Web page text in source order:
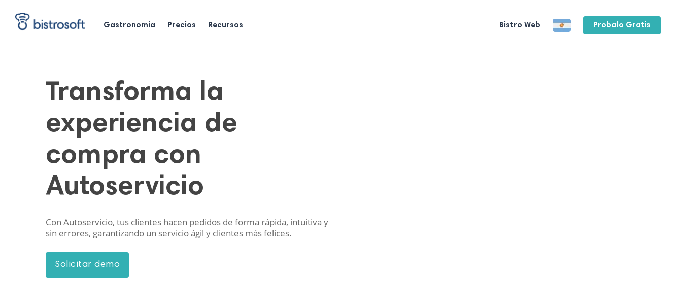
main
Gastronomía Precios Recursos Bistro Web Probalo Gratis
Transforma la
experiencia de
compra con
Autoservicio
Con Autoservicio, tus clientes hacen pedidos de forma rápida, intuitiva y
sin errores, garantizando un servicio ágil y clientes más felices.
Solicitar demo